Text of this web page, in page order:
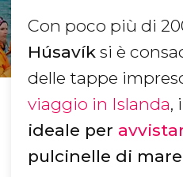
Con poco più di
Húsavík si è
delle tappe
viaggio in Islanda,
ideale per
pulcinelle di